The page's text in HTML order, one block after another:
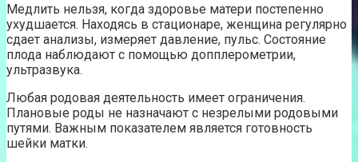
Медлить нельзя, когда здоровье матери постепенно
ухудшается. Находясь в стационаре, женщина регулярно
сдает анализы, измеряет давление, пульс. Состояние
плода наблюдают с помощью допплерометрии,
ультразвука.
Любая родовая деятельность имеет ограничения.
Плановые роды не назначают с незрелыми родовыми
путями. Важным показателем является готовность
шейки матки.